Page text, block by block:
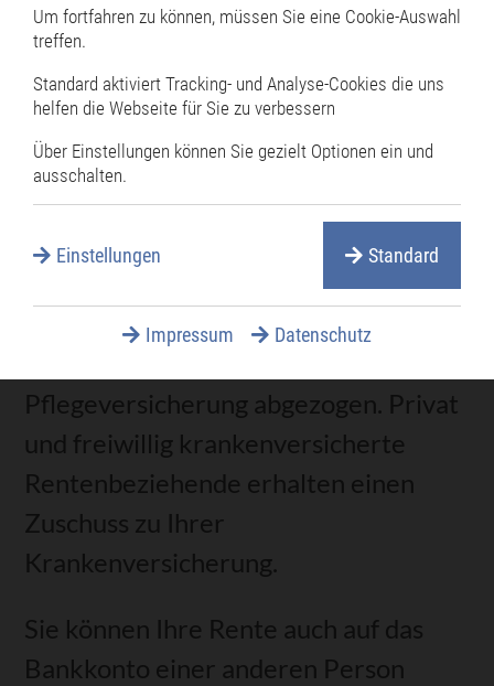
Rentenantrag senden Sie direkt an
Ihren Rentenversicherungsträger.
Nach Bewilligung Ihres Rentenantrags
überweist der Renten Service der
Deutschen Post AG Ihre Rente
monatlich auf Ihr Konto. Meistens wird
Pflegeversicherung abgezogen. Privat
und freiwillig krankenversicherte
Rentenbeziehende erhalten einen
Zuschuss zu Ihrer
Krankenversicherung.
Sie können Ihre Rente auch auf das
Bankkonto einer anderen Person
Um fortfahren zu können, müssen Sie eine Cookie-Auswahl
treffen.
Standard aktiviert Tracking- und Analyse-Cookies die uns
helfen die Webseite für Sie zu verbessern
Über Einstellungen können Sie gezielt Optionen ein und
ausschalten.
Einstellungen Standard
Impressum Datenschutz